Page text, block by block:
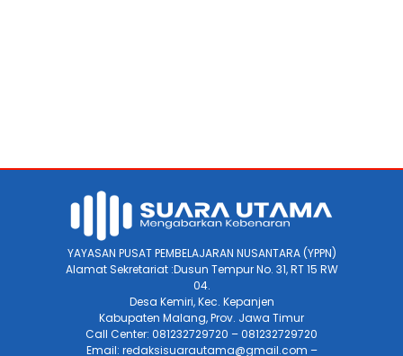
YAYASAN PUSAT PEMBELAJARAN NUSANTARA (YPPN)
Alamat Sekretariat :Dusun Tempur No. 31, RT 15 RW
04.
Desa Kemiri, Kec. Kepanjen
Kabupaten Malang, Prov. Jawa Timur
Call Center: 081232729720 – 081232729720
Email: redaksisuarautama@gmail.com –